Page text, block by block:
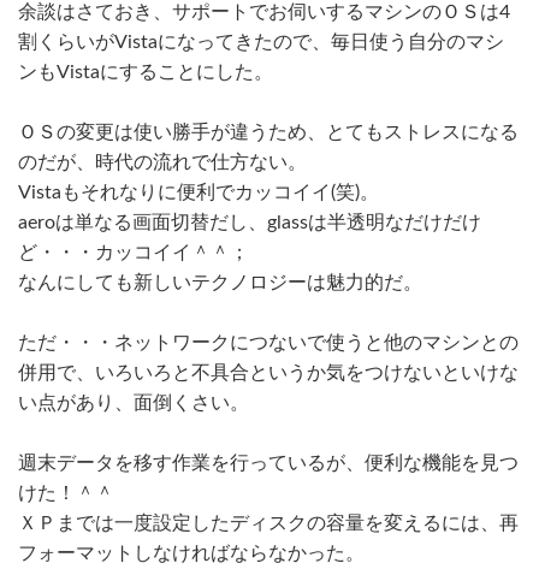
余談はさておき、サポートでお伺いするマシンのＯＳは4
割くらいがVistaになってきたので、毎日使う自分のマシ
ンもVistaにすることにした。
ＯＳの変更は使い勝手が違うため、とてもストレスになる
のだが、時代の流れで仕方ない。
Vistaもそれなりに便利でカッコイイ(笑)。
aeroは単なる画面切替だし、glassは半透明なだけだけ
ど・・・カッコイイ＾＾；
なんにしても新しいテクノロジーは魅力的だ。
ただ・・・ネットワークにつないで使うと他のマシンとの
併用で、いろいろと不具合というか気をつけないといけな
い点があり、面倒くさい。
週末データを移す作業を行っているが、便利な機能を見つ
けた！＾＾
ＸＰまでは一度設定したディスクの容量を変えるには、再
フォーマットしなければならなかった。